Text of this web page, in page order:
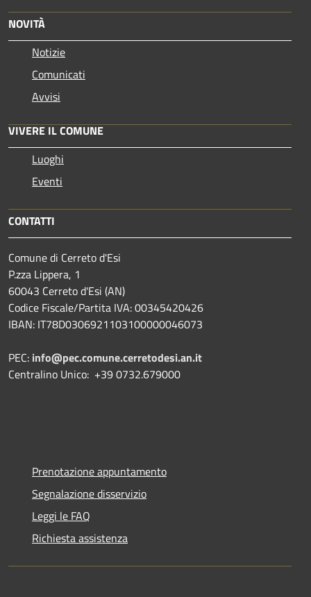
NOVITÀ
Notizie
Comunicati
Avvisi
VIVERE IL COMUNE
Luoghi
Eventi
CONTATTI
Comune di Cerreto d'Esi
P.zza Lippera, 1
60043 Cerreto d'Esi (AN)
Codice Fiscale/Partita IVA: 00345420426
IBAN: IT78D0306921103100000046073
PEC: info@pec.comune.cerretodesi.an.it
Centralino Unico: +39 0732.679000
Prenotazione appuntamento
Segnalazione disservizio
Leggi le FAQ
Richiesta assistenza